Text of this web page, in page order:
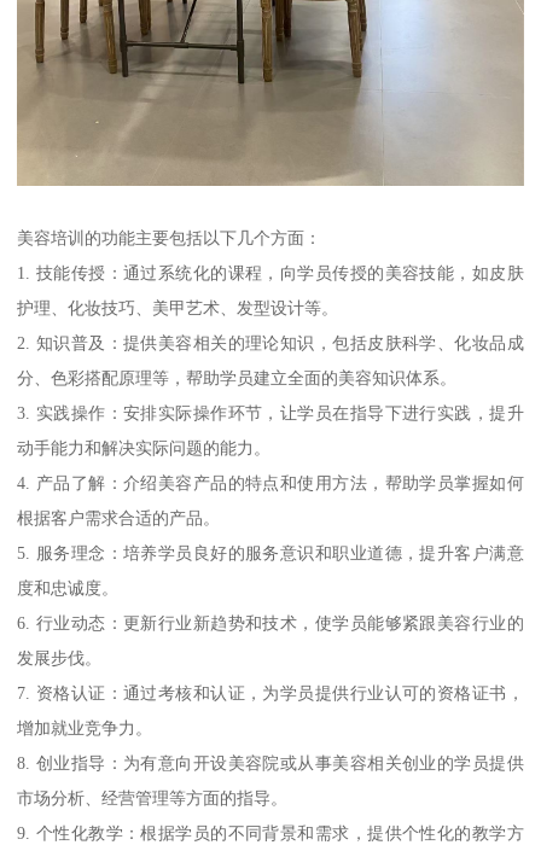
美容培训的功能主要包括以下几个方面：
1. 技能传授：通过系统化的课程，向学员传授的美容技能，如皮肤
护理、化妆技巧、美甲艺术、发型设计等。
2. 知识普及：提供美容相关的理论知识，包括皮肤科学、化妆品成
分、色彩搭配原理等，帮助学员建立全面的美容知识体系。
3. 实践操作：安排实际操作环节，让学员在指导下进行实践，提升
动手能力和解决实际问题的能力。
4. 产品了解：介绍美容产品的特点和使用方法，帮助学员掌握如何
根据客户需求合适的产品。
5. 服务理念：培养学员良好的服务意识和职业道德，提升客户满意
度和忠诚度。
6. 行业动态：更新行业新趋势和技术，使学员能够紧跟美容行业的
发展步伐。
7. 资格认证：通过考核和认证，为学员提供行业认可的资格证书，
增加就业竞争力。
8. 创业指导：为有意向开设美容院或从事美容相关创业的学员提供
市场分析、经营管理等方面的指导。
9. 个性化教学：根据学员的不同背景和需求，提供个性化的教学方